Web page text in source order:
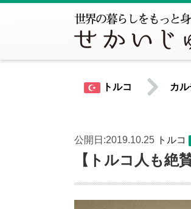
トルコ
世界
アメリカ合衆国
カ
公開日:2019.10.25 トルコ
【トルコ人も絶